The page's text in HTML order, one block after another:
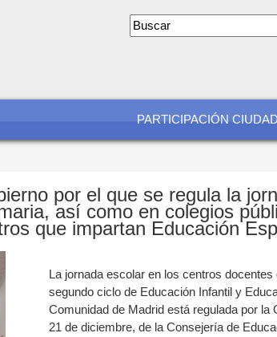
Formulario
de
PARTICIPACIÓN
por el que se regula la
así como en colegios
que impartan Educación
La jornada escolar en los centros docentes
segundo ciclo de Educación Infantil y
Comunidad de Madrid está regulada por la
21 de diciembre, de la Consejería de